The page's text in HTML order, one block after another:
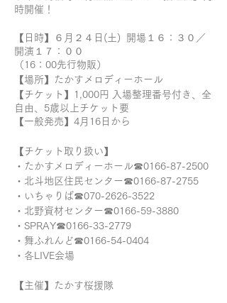
時開催！
【日時】６月２４日(土) 開場１６：３０／
開演１７：００
（16：00先行物販）
【場所】たかすメロディーホール
【チケット】1,000円 入場整理番号付き、全
自由、5歳以上チケット要
【一般発売】4月16日から
【チケット取り扱い】
・たかすメロディーホール☎︎0166-87-2500
・北斗地区住民センター☎︎0166-87-2755
・いちゃりば☎︎070-2626-3522
・北野資材センター☎︎0166-59-3880
・SPRAY☎︎0166-33-2779
・舞ふれんど☎︎0166-54-0404
・各LIVE会場
【主催】たかす桜援隊